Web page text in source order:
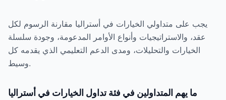
يجب على متداولي الخيارات في أستراليا مقارنة الرسوم لكل
عقد، والاستراتيجيات وأنواع الأوامر المدعومة، وجودة سلسلة
الخيارات والتحليلات، ومدى الدعم التعليمي الذي يقدمه كل
وسيط.
ما يهم المتداولين في فئة تداول الخيارات في أستراليا